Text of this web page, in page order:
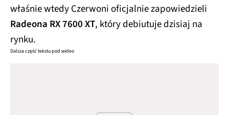
właśnie wtedy Czerwoni oficjalnie zapowiedzieli
Radeona RX 7600 XT, który debiutuje dzisiaj na
rynku.
Dalsza część tekstu pod wideo